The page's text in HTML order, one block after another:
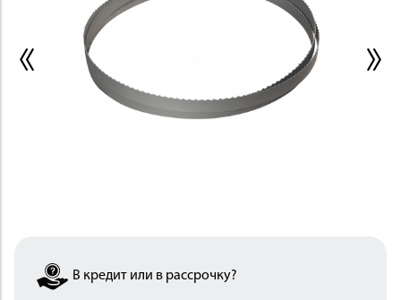
ОСНАСТКА
В кредит или в рассрочку?